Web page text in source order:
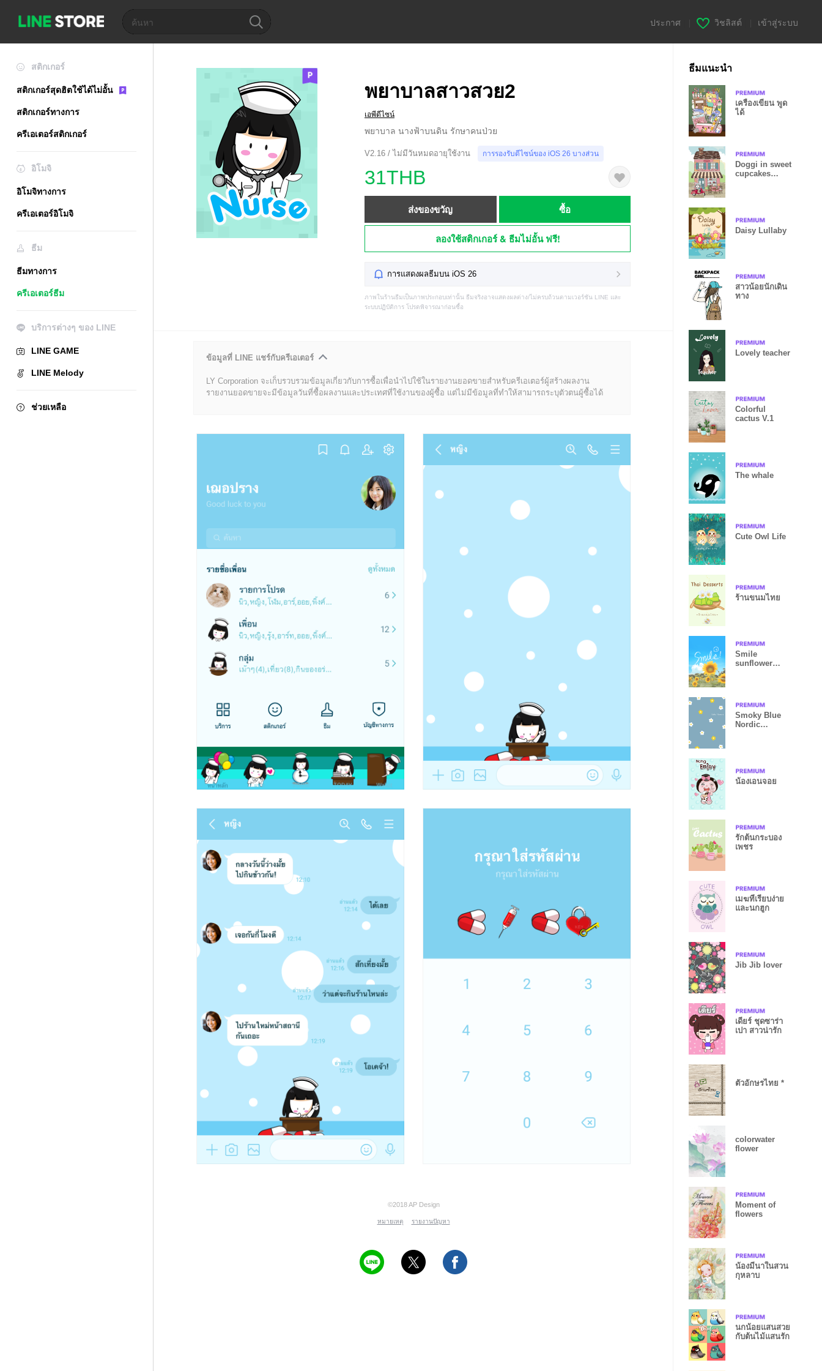
ประกาศ วิชลิสต์ เข้าสู่ระบบ
สติกเกอร์
สติกเกอร์สุดฮิตใช้ได้ไม่อั้น
สติกเกอร์ทางการ
ครีเอเตอร์สติกเกอร์
อิโมจิ
อิโมจิทางการ
ครีเอเตอร์อิโมจิ
ธีม
ธีมทางการ
ครีเอเตอร์ธีม
บริการต่างๆ ของ LINE
LINE GAME
LINE Melody
ช่วยเหลือ
พยาบาลสาวสวย2
เอพีดีไซน์
พยาบาล นางฟ้าบนดิน รักษาคนป่วย
V2.16 / ไม่มีวันหมดอายุใช้งาน การรองรับดีไซน์ของ iOS 26 บางส่วน
31THB
ส่งของขวัญ ซื้อ
ลองใช้สติกเกอร์ & ธีมไม่อั้น ฟรี!
การแสดงผลธีมบน iOS 26
ภาพในร้านธีมเป็นภาพประกอบเท่านั้น ธีมจริงอาจแสดงผลต่าง/ไม่ครบถ้วนตามเวอร์ชัน LINE และ
ระบบปฏิบัติการ โปรดพิจารณาก่อนซื้อ
ข้อมูลที่ LINE แชร์กับครีเอเตอร์
LY Corporation จะเก็บรวบรวมข้อมูลเกี่ยวกับการซื้อเพื่อนำไปใช้ในรายงานยอดขายสำหรับครีเอเตอร์ผู้สร้างผลงาน
รายงานยอดขายจะมีข้อมูลวันที่ซื้อผลงานและประเทศที่ใช้งานของผู้ซื้อ แต่ไม่มีข้อมูลที่ทำให้สามารถระบุตัวตนผู้ซื้อได้
©2018 AP Design
หมายเหตุ รายงานปัญหา
ธีมแนะนำ
เครื่องเขียน พูด
ได้
Doggi in sweet
cupcakes
Daisy Lullaby
สาวน้อยนักเดิน
ทาง
Lovely teacher
Colorful
cactus V.1
The whale
Cute Owl Life
ร้านขนมไทย
Smile
sunflower
Smoky Blue
Nordic
น้องเอนจอย
รักต้นกระบอง
เพชร
เมฆที่เรียบง่าย
และนกฮูก
Jib Jib lover
เดียร์ ชุดซาร่า
เปา สาวน่ารัก
ตัวอักษรไทย *
colorwater
flower
Moment of
flowers
น้องมีนาในสวน
กุหลาบ
นกน้อยแสนสวย
กับต้นไม้แสนรัก